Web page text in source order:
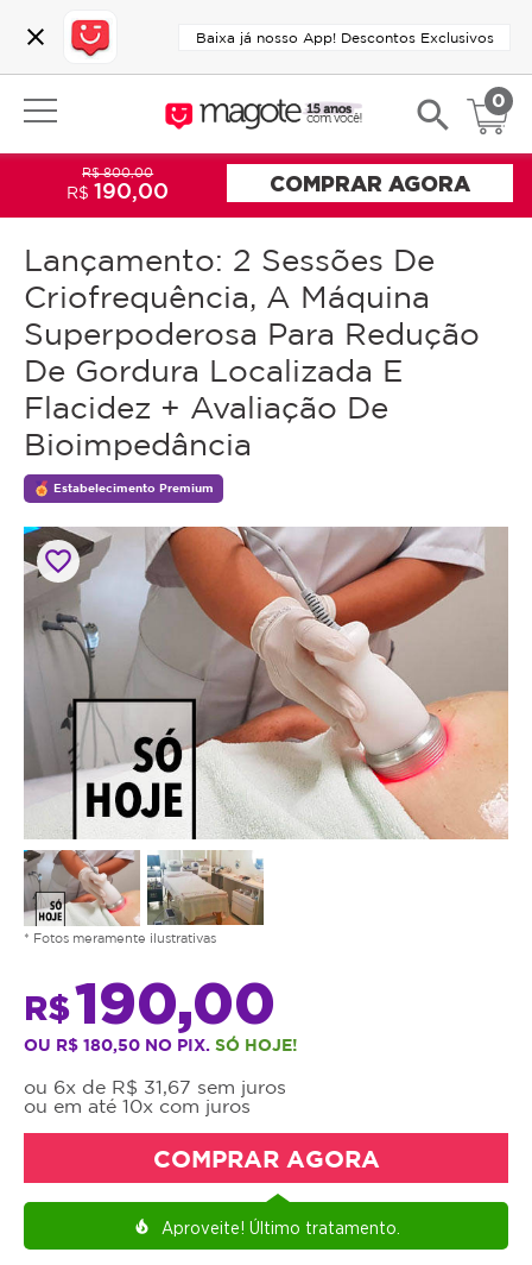
close Baixa já nosso App! Descontos Exclusivos
search 0
Lançamento: 2 Sessões De
Criofrequência, A Máquina
Superpoderosa Para Redução
De Gordura Localizada E
Flacidez + Avaliação De
Bioimpedância
Estabelecimento Premium
favorite_border
* Fotos meramente ilustrativas
R$190,00
OU R$ 180,50 NO PIX. SÓ HOJE!
ou 6x de R$ 31,67 sem juros
ou em até 10x com juros
COMPRAR AGORA
local_fire_department Aproveite! Último tratamento.
R$ 800,00
R$190,00 COMPRAR AGORA